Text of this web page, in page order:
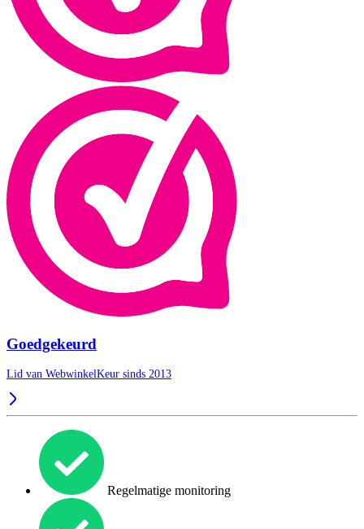
Goedgekeurd
Lid van WebwinkelKeur sinds 2013
Regelmatige monitoring